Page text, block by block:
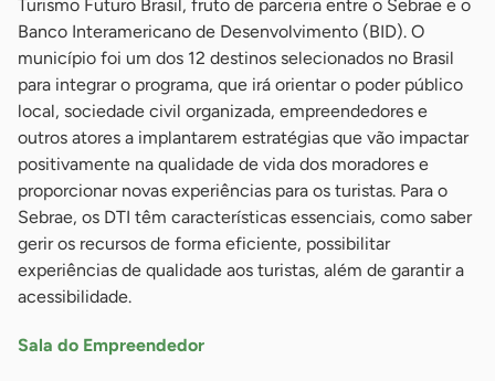
Turismo Futuro Brasil, fruto de parceria entre o Sebrae e o
Banco Interamericano de Desenvolvimento (BID). O
município foi um dos 12 destinos selecionados no Brasil
para integrar o programa, que irá orientar o poder público
local, sociedade civil organizada, empreendedores e
outros atores a implantarem estratégias que vão impactar
positivamente na qualidade de vida dos moradores e
proporcionar novas experiências para os turistas. Para o
Sebrae, os DTI têm características essenciais, como saber
gerir os recursos de forma eficiente, possibilitar
experiências de qualidade aos turistas, além de garantir a
acessibilidade.
Sala do Empreendedor